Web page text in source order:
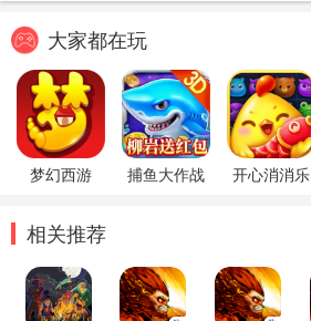
大家都在玩
梦幻西游 捕鱼大作战 开心消消乐
相关推荐